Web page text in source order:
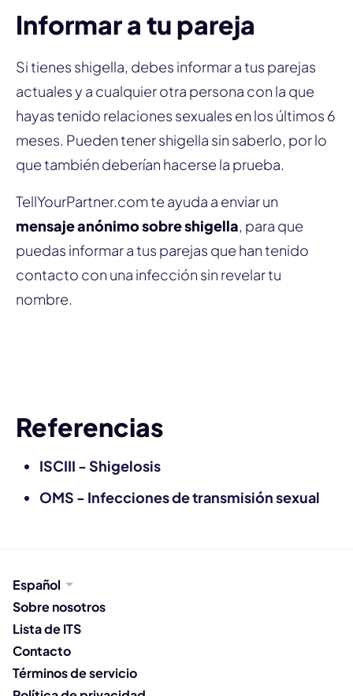
Informar a tu pareja
Si tienes shigella, debes informar a tus parejas
actuales y a cualquier otra persona con la que
hayas tenido relaciones sexuales en los últimos 6
meses. Pueden tener shigella sin saberlo, por lo
que también deberían hacerse la prueba.
TellYourPartner.com te ayuda a enviar un
mensaje anónimo sobre shigella, para que
puedas informar a tus parejas que han tenido
contacto con una infección sin revelar tu
nombre.
Referencias
ISCIII - Shigelosis
OMS - Infecciones de transmisión sexual
Español
Sobre nosotros
Lista de ITS
Contacto
Términos de servicio